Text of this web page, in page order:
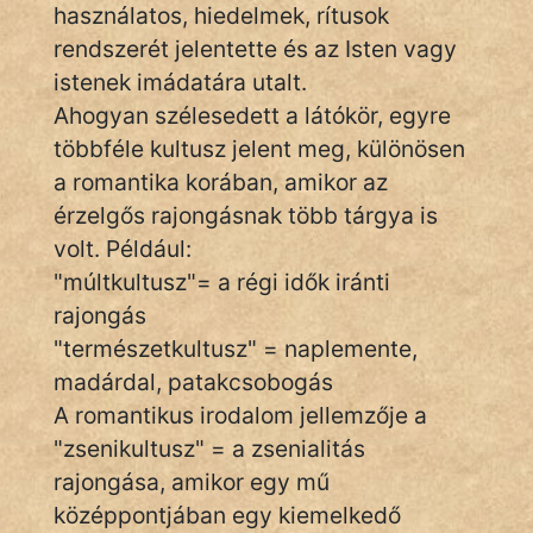
Monda
Novella
És
Elbeszélés
Regény
Tanmese
Vers
IRODALOM
SZÓLÁS
És
használatos, hiedelmek, rítusok
rendszerét jelentette és az Isten vagy
istenek imádatára utalt.
Ahogyan szélesedett a látókör, egyre
többféle kultusz jelent meg, különösen
a romantika korában, amikor az
érzelgős rajongásnak több tárgya is
volt. Például:
"múltkultusz"= a régi idők iránti
rajongás
"természetkultusz" = naplemente,
madárdal, patakcsobogás
A romantikus irodalom jellemzője a
"zsenikultusz" = a zsenialitás
rajongása, amikor egy mű
középpontjában egy kiemelkedő